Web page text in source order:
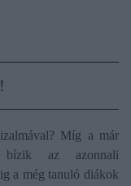
Míg a már
bízik az azonnali
a még tanuló diákok